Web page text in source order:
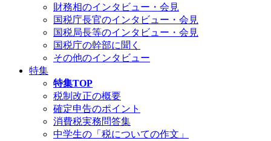
財務相のインタビュー・会見
国税庁長官のインタビュー・会見
国税局長等のインタビュー・会見
国税庁の幹部に聞く
その他のインタビュー
特集
特集TOP
税制改正の概要
確定申告のポイント
消費税実務問答集
中学生の「税についての作文」